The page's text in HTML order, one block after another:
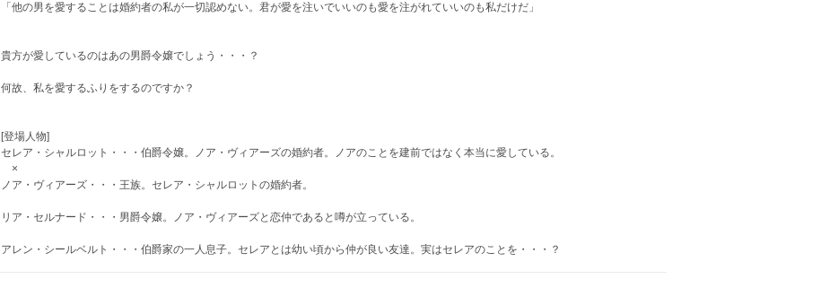
「他の男を愛することは婚約者の私が一切認めない。君が愛を注いでいいのも愛を注がれていいのも私だけだ」
貴方が愛しているのはあの男爵令嬢でしょう・・・？
何故、私を愛するふりをするのですか？
[登場人物]
セレア・シャルロット・・・伯爵令嬢。ノア・ヴィアーズの婚約者。ノアのことを建前ではなく本当に愛している。
×
ノア・ヴィアーズ・・・王族。セレア・シャルロットの婚約者。
リア・セルナード・・・男爵令嬢。ノア・ヴィアーズと恋仲であると噂が立っている。
アレン・シールベルト・・・伯爵家の一人息子。セレアとは幼い頃から仲が良い友達。実はセレアのことを・・・？